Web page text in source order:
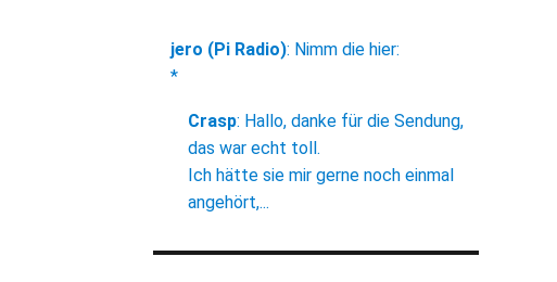
jero (Pi Radio): Nimm die hier:
*
Crasp: Hallo, danke für die Sendung,
das war echt toll.
Ich hätte sie mir gerne noch einmal
angehört,...